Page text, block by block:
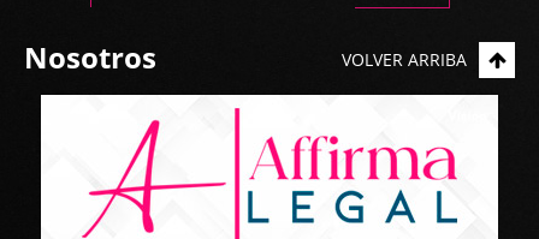
Nosotros VOLVER ARRIBA